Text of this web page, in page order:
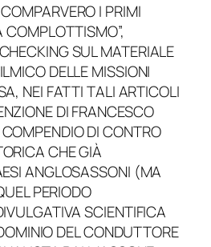
I PRIMI
COMPLOTTISMO”,
SUL MATERIALE
DELLE MISSIONI
NEI FATTI TALI ARTICOLI
DI FRANCESCO
DI CONTRO
CHE GIÀ
ANGLOSASSONI (MA
PERIODO
SCIENTIFICA
DEL CONDUTTORE